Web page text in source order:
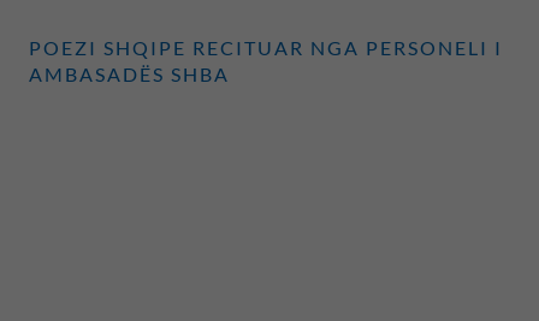
POEZI SHQIPE RECITUAR NGA PERSONELI I
AMBASADËS SHBA